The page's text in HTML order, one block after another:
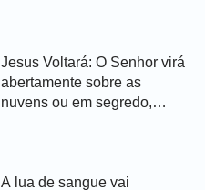
Jesus Voltará: O Senhor virá
abertamente sobre as
nuvens ou em segredo,
A lua de sangue vai